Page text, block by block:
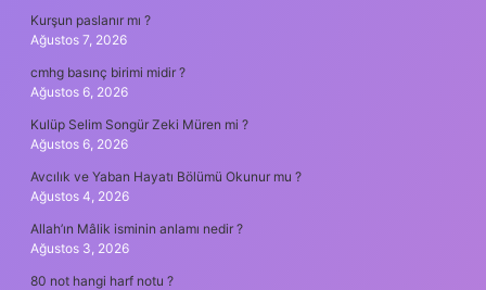
Kurşun paslanır mı ?
Ağustos 7, 2026
cmhg basınç birimi midir ?
Ağustos 6, 2026
Kulüp Selim Songür Zeki Müren mi ?
Ağustos 6, 2026
Avcılık ve Yaban Hayatı Bölümü Okunur mu ?
Ağustos 4, 2026
Allah’ın Mâlik isminin anlamı nedir ?
Ağustos 3, 2026
80 not hangi harf notu ?